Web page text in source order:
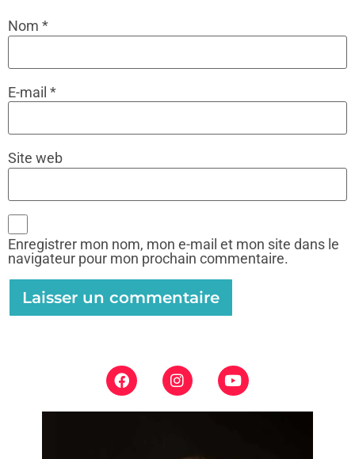
Nom *
E-mail *
Site web
Enregistrer mon nom, mon e-mail et mon site dans le
navigateur pour mon prochain commentaire.